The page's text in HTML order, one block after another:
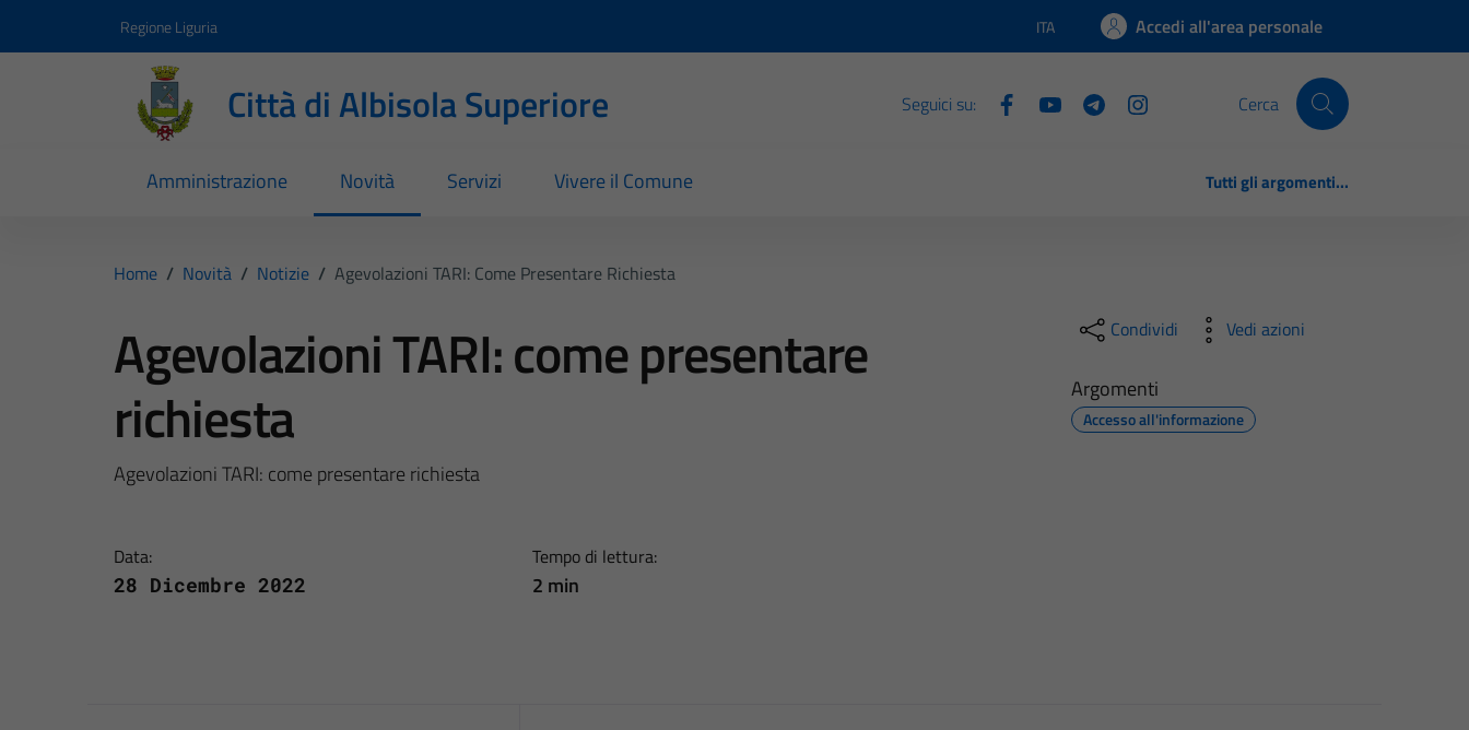
Regione Liguria Lingua attiva:
ITA Accedi all'area personale
Città di Albisola Superiore Seguici su: Cerca
Amministrazione Novità Servizi Vivere il Comune Tutti gli argomenti...
Home / Novità / Notizie / Agevolazioni TARI: Come Presentare Richiesta
Agevolazioni TARI: come presentare
richiesta
Agevolazioni TARI: come presentare richiesta
Data:
28 Dicembre 2022
Tempo di lettura:
2 min
Condividi Vedi azioni
Argomenti
Accesso all'informazione